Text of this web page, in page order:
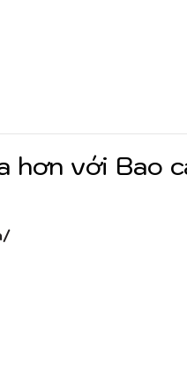
hơn với Bao